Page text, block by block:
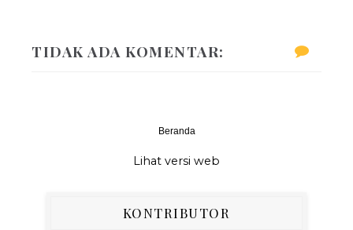
TIDAK ADA KOMENTAR:
Beranda
Lihat versi web
KONTRIBUTOR